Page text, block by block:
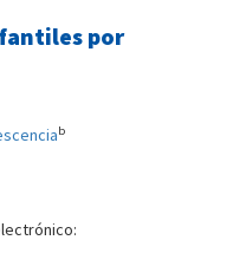
por
b